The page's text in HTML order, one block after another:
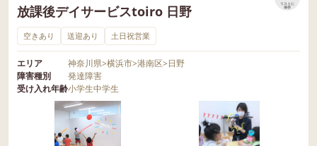
放課後デイサービスtoiro 日野
リストに
保存
空きあり 送迎あり 土日祝営業
エリア 神奈川県>横浜市>港南区>日野
障害種別
発達障害
受け入れ年齢小学生中学生